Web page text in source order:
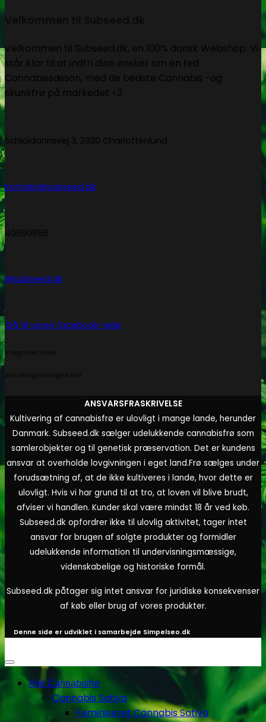
Velkommen til Subseed.dk, en 100% dansk Webshop. Vi
står klar til at indfri dine ønsker om en fed
Cannabissæson, med de bedste Cannabis -og
skunkfrø på markedet <3
Schioldannsvej 3, 2920 Charlottenlund
Kontakt@subseed.dk
40690956
@subseed.dk
Gå til vores facebook-side
ANSVARSFRASKRIVELSE
Kultivering af cannabisfrø er ulovligt i mange lande, herunder
Danmark. Subseed.dk sælger udelukkende cannabisfrø som
samlerobjekter og til genetisk præservation. Det er kundens
ansvar at overholde lovgivningen i eget land.Frø sælges under
forudsætning af, at de ikke kultiveres i lande, hvor dette er
ulovligt. Hvis vi har grund til at tro, at loven vil blive brudt,
afviser vi handlen. Kunder skal være mindst 18 år ved køb.
Subseed.dk opfordrer ikke til ulovlig aktivitet, tager intet
ansvar for brugen af solgte produkter og formidler
udelukkende information til undervisningsmæssige,
videnskabelige og historiske formål.
Subseed.dk påtager sig intet ansvar for juridiske konsekvenser
af køb eller brug af vores produkter.
Denne side er udviklet i samarbejde Simpelseo.dk
Alle Cannabisfrø
Cannabis Sativa
Feminiseret Cannabis Sativa